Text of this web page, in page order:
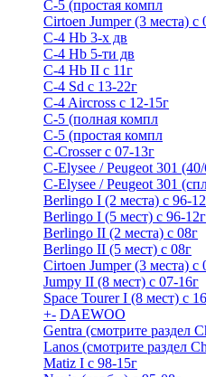
С-5 (простая компл
Cirtoen Jumper (3 места) с
С-4 Hb 3-х дв
С-4 Hb 5-ти дв
C-4 Hb II с 11г
C-4 Sd c 13-22г
C-4 Airсross с 12-15г
С-5 (полная компл
С-5 (простая компл
C-Crosser с 07-13г
C-Elysee / Peugeot 301
C-Elysee / Peugeot 301
Berlingo I (2 места) с 96-
Berlingo I (5 мест) с 96-12г
Berlingo II (2 места) с 08г
Berlingo II (5 мест) с 08г
Cirtoen Jumper (3 места) с
Jumpy II (8 мест) с 07-16г
Space Tourer I (8 мест) с
+- DAEWOO
Gentra (смотрите раздел
Lanos (смотрите раздел
Matiz I с 98-15г